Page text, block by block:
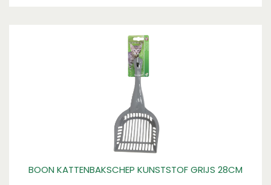
BOON KATTENBAKSCHEP KUNSTSTOF GRIJS 28CM